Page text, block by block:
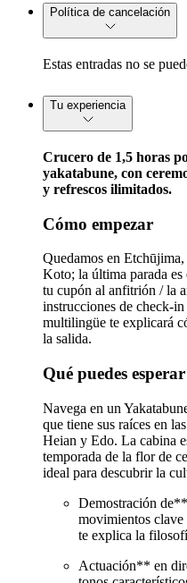
Política de cancelación
Estas entradas no se
Tu experiencia
Crucero de 1,5 horas
yakatabune, con
y refrescos ilimitados.
Cómo empezar
Quedamos en
Koto; la última parada
tu cupón al anfitrión / la
instrucciones de check-
multilingüe te explicará
la salida.
Qué puedes esperar
Navega en un
que tiene sus raíces en
Heian y Edo. La cabina
temporada de la flor de
ideal para descubrir la
Demostración
movimientos clave
te explica la
Actuación** en